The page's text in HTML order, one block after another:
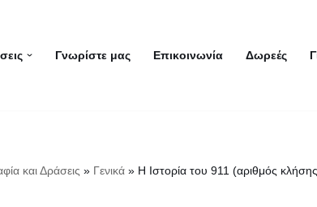
Γνωρίστε μας Επικοινωνία Δωρεές
και Δράσεις » Γενικά » Η Ιστορία του 911 (αριθμός